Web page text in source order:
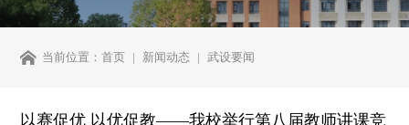
当前位置：首页 新闻动态 武设要闻
以赛促优 以优促教——我校举行第八届教师讲课竞